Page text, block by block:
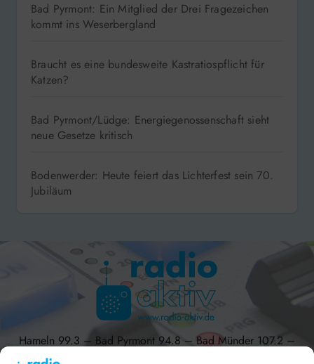
Bad Pyrmont: Ein Mitglied der Drei Fragezeichen
kommt ins Weserbergland
Braucht es eine bundesweite Kastratiospflicht für
Katzen?
Bad Pyrmont/Lüdge: Energiegenossenschaft sieht
neue Gesetze kritisch
Bodenwerder: Heute feiert das Lichterfest sein 70.
Jubiläum
Hameln 99.3 – Bad Pyrmont 94.8 – Bad Münder 107.2 –
DAB+ 9C